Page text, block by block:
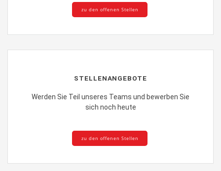
zu den offenen Stellen
STELLENANGEBOTE
Werden Sie Teil unseres Teams und bewerben Sie
sich noch heute
zu den offenen Stellen